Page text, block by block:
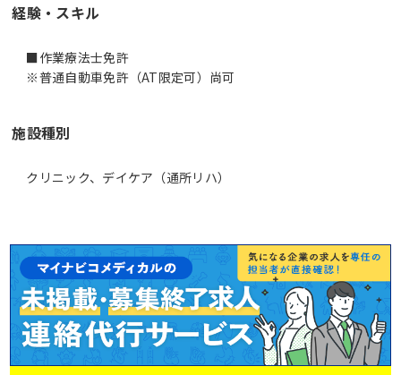
経験・スキル
■作業療法士免許
※普通自動車免許（AT限定可）尚可
施設種別
クリニック、デイケア（通所リハ）